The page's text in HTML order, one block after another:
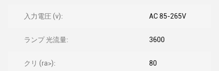
入力電圧 (v): AC 85-265V
ランプ 光流量: 3600
クリ (ra>): 80